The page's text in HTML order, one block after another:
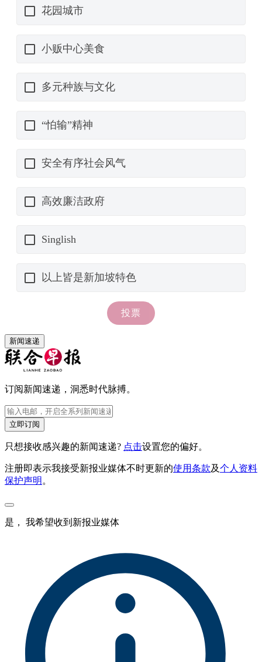
新闻速递
订阅新闻速递，洞悉时代脉搏。
立即订阅
只想接收感兴趣的新闻速递? 点击设置您的偏好。
注册即表示我接受新报业媒体不时更新的使用条款及个人资料
保护声明 。
是， 我希望收到新报业媒体